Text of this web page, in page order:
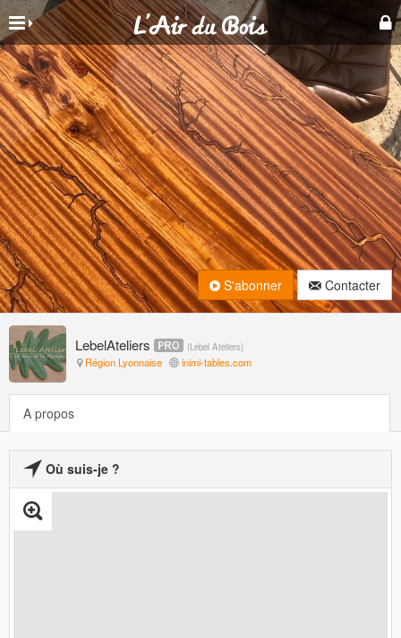
LebelAteliers (Lebel Ateliers)
Région Lyonnaise inimi-tables.com
S'abonner Contacter
A propos
Où suis-je ?